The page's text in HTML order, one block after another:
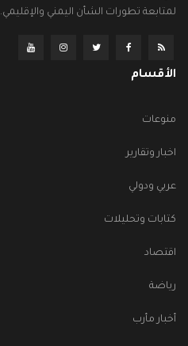
لمتابعة تطورات الشأن اليمني والإقليمي.
الأقسام
منوعات
اخبار وتقارير
عربي ودولي
كتابات وتحليلات
اقتصاد
رياضة
أخبار مأرب